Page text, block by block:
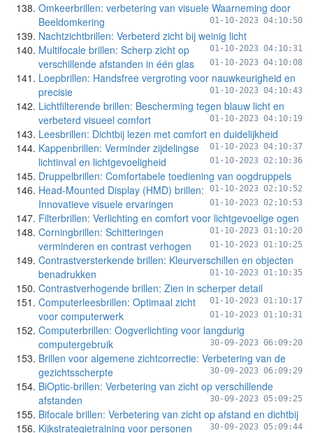
Omkeerbrillen: verbetering van visuele Waarneming door
Beeldomkering
01-10-2023 04:10:50
Nachtzichtbrillen: Verbeterd zicht bij weinig licht
01-10-2023 04:10:31
Multifocale brillen: Scherp zicht op
verschillende afstanden in één glas
01-10-2023 04:10:08
Loepbrillen: Handsfree vergroting voor nauwkeurigheid en
precisie
01-10-2023 04:10:43
Lichtfilterende brillen: Bescherming tegen blauw licht en
verbeterd visueel comfort
01-10-2023 04:10:19
Leesbrillen: Dichtbij lezen met comfort en duidelijkheid
01-10-2023 04:10:37
Kappenbrillen: Verminder zijdelingse
lichtinval en lichtgevoeligheid
01-10-2023 02:10:36
Druppelbrillen: Comfortabele toediening van oogdruppels
01-10-2023 02:10:52
Head-Mounted Display (HMD) brillen:
Innovatieve visuele ervaringen
01-10-2023 02:10:53
Filterbrillen: Verlichting en comfort voor lichtgevoelige ogen
01-10-2023 01:10:20
Corningbrillen: Schitteringen
verminderen en contrast verhogen
01-10-2023 01:10:25
Contrastversterkende brillen: Kleurverschillen en objecten
benadrukken
01-10-2023 01:10:35
Contrastverhogende brillen: Zien in scherper detail
01-10-2023 01:10:17
Computerleesbrillen: Optimaal zicht
voor computerwerk
01-10-2023 01:10:31
Computerbrillen: Oogverlichting voor langdurig
computergebruik
30-09-2023 06:09:20
Brillen voor algemene zichtcorrectie: Verbetering van de
gezichtsscherpte
30-09-2023 06:09:29
BiOptic-brillen: Verbetering van zicht op verschillende
afstanden
30-09-2023 05:09:25
Bifocale brillen: Verbetering van zicht op afstand en dichtbij
30-09-2023 05:09:44
Kijkstrategietraining voor personen